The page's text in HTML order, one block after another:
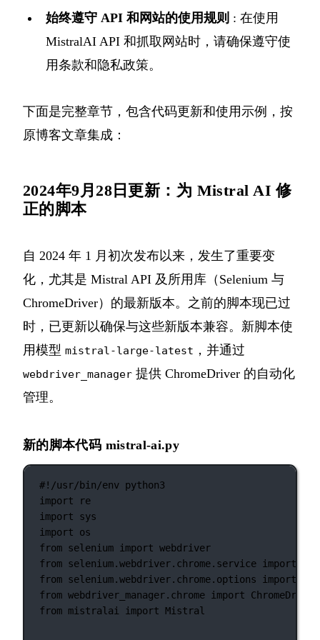
始终遵守 API 和网站的使用规则 : 在使用
MistralAI API 和抓取网站时，请确保遵守使
用条款和隐私政策。
下面是完整章节，包含代码更新和使用示例，按
原博客文章集成：
2024年9月28日更新：为 Mistral AI 修
正的脚本
自 2024 年 1 月初次发布以来，发生了重要变
化，尤其是 Mistral API 及所用库（Selenium 与
ChromeDriver）的最新版本。之前的脚本现已过
时，已更新以确保与这些新版本兼容。新脚本使
用模型 mistral-large-latest ，并通过
webdriver_manager 提供 ChromeDriver 的自动化
管理。
新的脚本代码 mistral-ai.py
#!/usr/bin/env python3
import re
import sys
import os
from selenium import webdriver
from selenium.webdriver.chrome.service import
from selenium.webdriver.chrome.options import
from webdriver_manager.chrome import
from mistralai import Mistral